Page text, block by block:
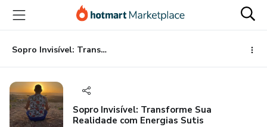
para
conteúdo
principal
para
pagamento
para
rodapé
Sopro Invisível: Transforme Sua Realidade com Energias Sutis
Sopro Invisível: Transforme Sua
Realidade com Energias Sutis